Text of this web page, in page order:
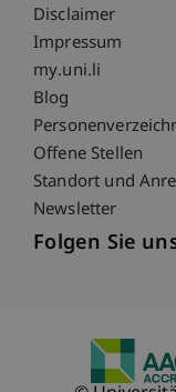
Disclaimer
Impressum
Fußzeile
my.uni.li
Blog
Offene Stellen
Standort und
Newsletter
Folgen Sie